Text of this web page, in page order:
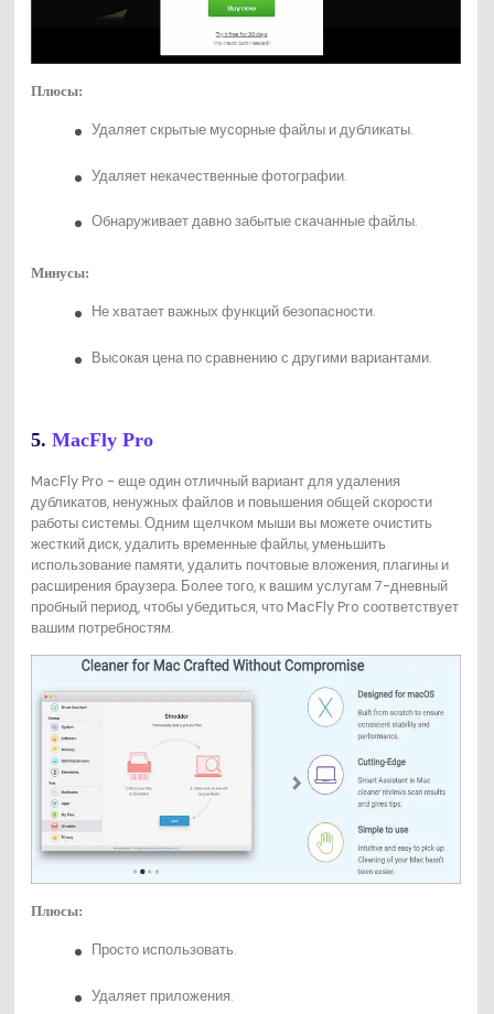
Плюсы:
Удаляет скрытые мусорные файлы и дубликаты.
Удаляет некачественные фотографии.
Обнаруживает давно забытые скачанные файлы.
Минусы:
Не хватает важных функций безопасности.
Высокая цена по сравнению с другими вариантами.
5. MacFly Pro
MacFly Pro - еще один отличный вариант для удаления
дубликатов, ненужных файлов и повышения общей скорости
работы системы. Одним щелчком мыши вы можете очистить
жесткий диск, удалить временные файлы, уменьшить
использование памяти, удалить почтовые вложения, плагины и
расширения браузера. Более того, к вашим услугам 7-дневный
пробный период, чтобы убедиться, что MacFly Pro соответствует
вашим потребностям.
Плюсы:
Просто использовать.
Удаляет приложения.